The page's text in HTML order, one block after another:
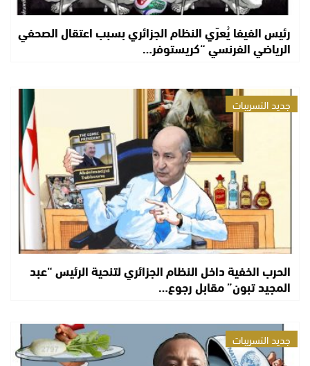
رئيس الفيفا يُعرّي النظام الجزائري بسبب اعتقال الصحفي
الرياضي الفرنسي “كريستوفر…
جديد التسريبات
الحرب الخفية داخل النظام الجزائري لتنحية الرئيس “عبد
المجيد تبون” مقابل رجوع…
جديد التسريبات